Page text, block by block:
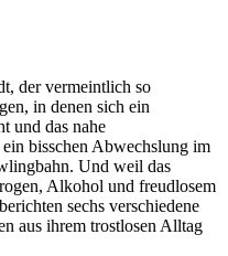
der vermeintlich so
in denen sich ein
und das nahe
bisschen Abwechslung im
Und weil das
Alkohol und freudlosem
berichten sechs verschiedene
aus ihrem trostlosen Alltag